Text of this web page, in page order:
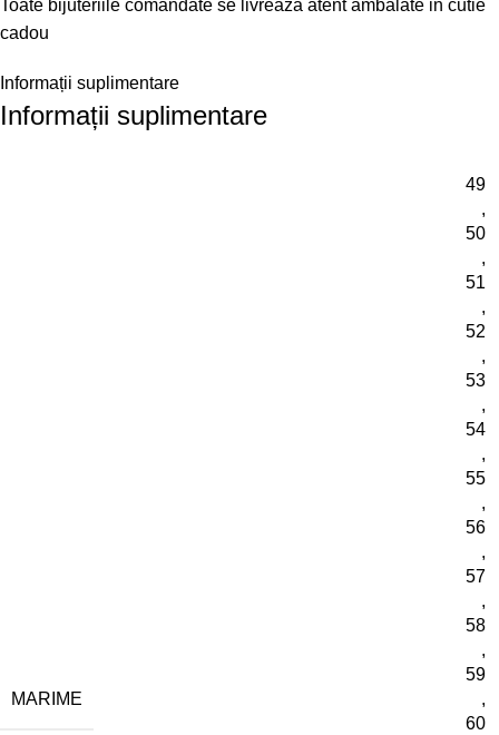
Toate bijuteriile comandate se livrează atent ambalate in cutie
cadou
Informații suplimentare
Informații suplimentare
MARIME
49
,
50
,
51
,
52
,
53
,
54
,
55
,
56
,
57
,
58
,
59
,
60